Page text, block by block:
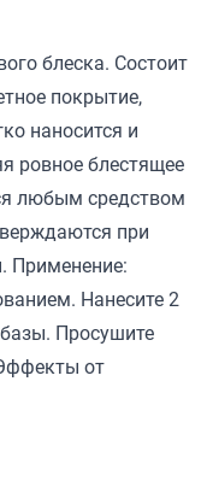
блеска. Состоит
покрытие,
наносится и
ровное блестящее
любым средством
при
Применение:
Нанесите 2
Просушите
от